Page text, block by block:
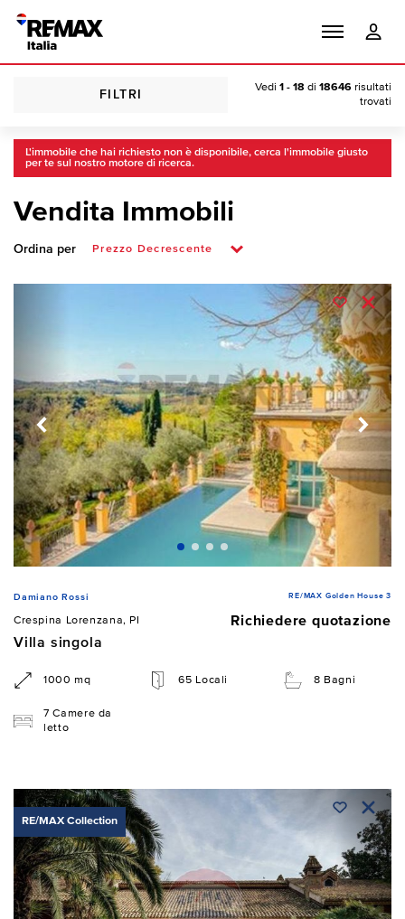
FILTRI
Vedi 1 - 18 di 18646 risultati
trovati
L'immobile che hai richiesto non è disponibile, cerca l'immobile giusto
per te sul nostro motore di ricerca.
Vendita Immobili
Ordina per
Damiano Rossi RE/MAX Golden House 3
Crespina Lorenzana, PI
Richiedere quotazione
Villa singola
1000 mq 65 Locali 8 Bagni
7 Camere da
letto
RE/MAX Collection